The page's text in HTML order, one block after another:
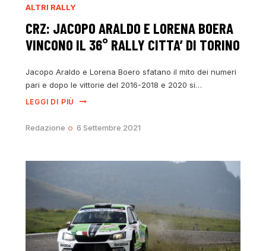
ALTRI RALLY
CRZ: JACOPO ARALDO E LORENA BOERA
VINCONO IL 36° RALLY CITTA’ DI TORINO
Jacopo Araldo e Lorena Boero sfatano il mito dei numeri
pari e dopo le vittorie del 2016-2018 e 2020 si…
LEGGI DI PIÙ
Redazione 6 Settembre 2021